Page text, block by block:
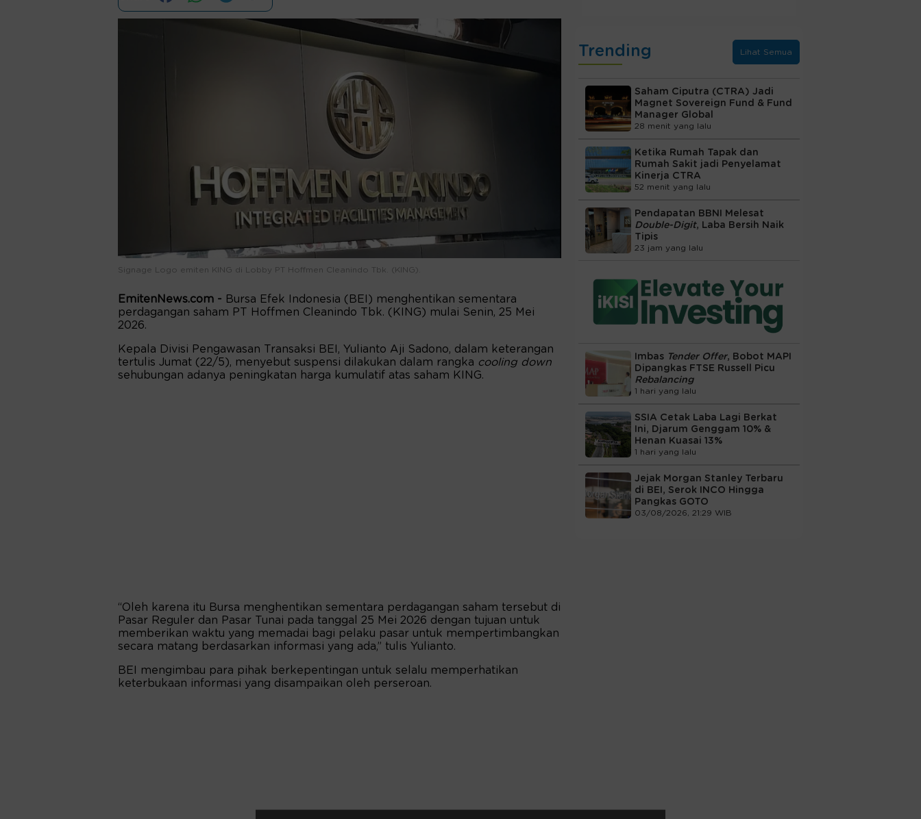
Signage Logo emiten KING di Lobby PT Hoffmen Cleanindo Tbk. (KING).
EmitenNews.com - Bursa Efek Indonesia (BEI) menghentikan sementara
perdagangan saham PT Hoffmen Cleanindo Tbk. (KING) mulai Senin, 25 Mei
2026.
Kepala Divisi Pengawasan Transaksi BEI, Yulianto Aji Sadono, dalam keterangan
tertulis Jumat (22/5), menyebut suspensi dilakukan dalam rangka cooling down
sehubungan adanya peningkatan harga kumulatif atas saham KING.
“Oleh karena itu Bursa menghentikan sementara perdagangan saham tersebut di
Pasar Reguler dan Pasar Tunai pada tanggal 25 Mei 2026 dengan tujuan untuk
memberikan waktu yang memadai bagi pelaku pasar untuk mempertimbangkan
secara matang berdasarkan informasi yang ada,” tulis Yulianto.
BEI mengimbau para pihak berkepentingan untuk selalu memperhatikan
keterbukaan informasi yang disampaikan oleh perseroan.
Trending Lihat Semua
Saham Ciputra (CTRA) Jadi
Magnet Sovereign Fund & Fund
Manager Global
28 menit yang lalu
Ketika Rumah Tapak dan
Rumah Sakit jadi Penyelamat
Kinerja CTRA
52 menit yang lalu
Pendapatan BBNI Melesat
Double-Digit, Laba Bersih Naik
Tipis
23 jam yang lalu
Imbas Tender Offer, Bobot MAPI
Dipangkas FTSE Russell Picu
Rebalancing
1 hari yang lalu
SSIA Cetak Laba Lagi Berkat
Ini, Djarum Genggam 10% &
Henan Kuasai 13%
1 hari yang lalu
Jejak Morgan Stanley Terbaru
di BEI, Serok INCO Hingga
Pangkas GOTO
03/08/2026, 21:29 WIB